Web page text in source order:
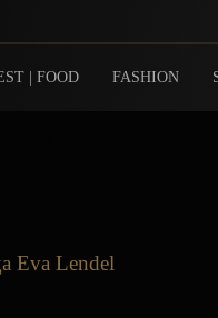
| FOOD FASHION
Eva Lendel